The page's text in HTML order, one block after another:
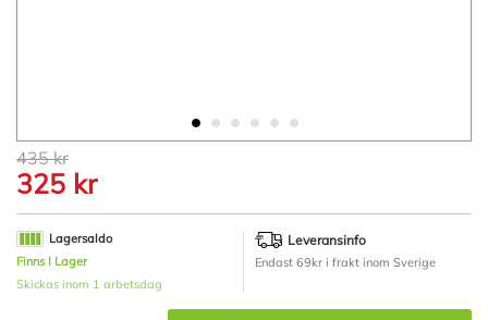
Hoppa
till
början
av
bildgalleriet
435 kr
325 kr
Lagersaldo
Finns I Lager
Skickas inom 1 arbetsdag
Leveransinfo
Endast 69kr i frakt inom Sverige